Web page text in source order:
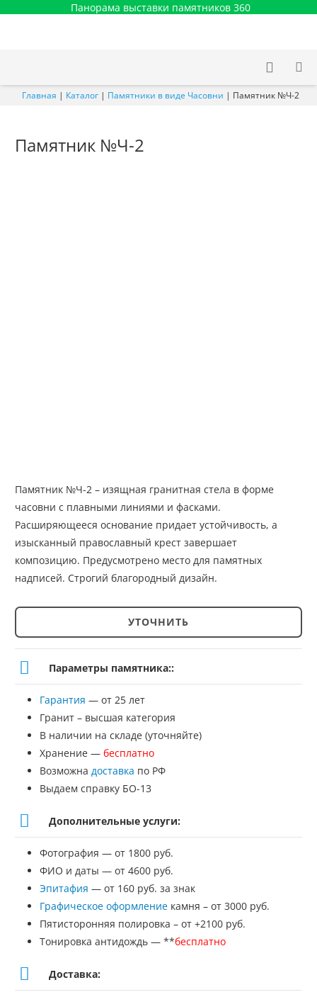
Панорама выставки памятников 360
Главная | Каталог | Памятники в виде Часовни | Памятник №Ч-2
Памятник №Ч-2
Памятник №Ч-2 – изящная гранитная стела в форме
часовни с плавными линиями и фасками.
Расширяющееся основание придает устойчивость, а
изысканный православный крест завершает
композицию. Предусмотрено место для памятных
надписей. Строгий благородный дизайн.
Количество
товара
Памятник
УТОЧНИТЬ
Параметры памятника::
Гарантия — от 25 лет
Гранит – высшая категория
В наличии на складе (уточняйте)
Хранение — бесплатно
Возможна доставка по РФ
Выдаем справку БО-13
Дополнительные услуги:
Фотография — от 1800 руб.
ФИО и даты — от 4600 руб.
Эпитафия — от 160 руб. за знак
Графическое оформление камня – от 3000 руб.
Пятисторонняя полировка – от +2100 руб.
Тонировка антидождь — **бесплатно
Доставка: